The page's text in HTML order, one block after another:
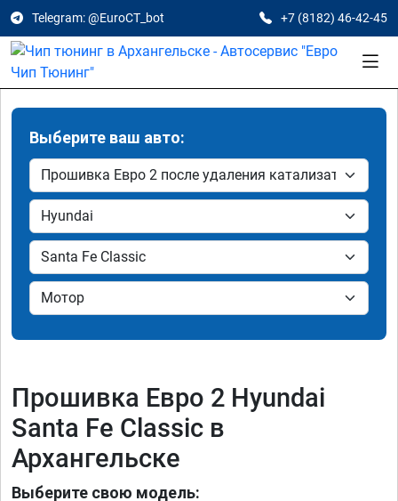
Telegram: @EuroCT_bot +7 (8182) 46-42-45
Выберите ваш авто:
Прошивка Евро 2 Hyundai
Santa Fe Classic в
Архангельске
Выберите свою модель: